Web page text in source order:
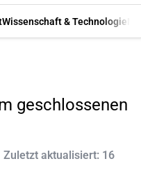
Wissenschaft & Technologie
geschlossenen
Zuletzt aktualisiert: 16